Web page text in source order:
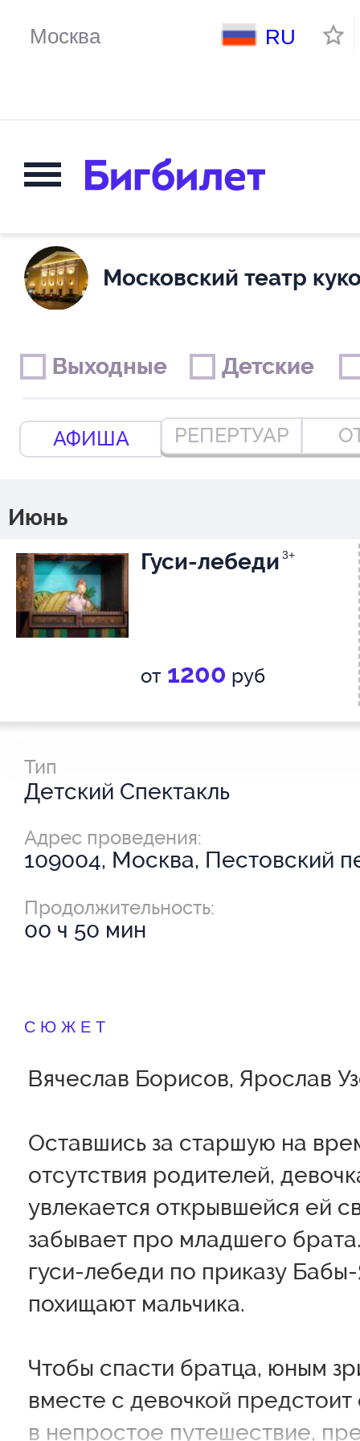
RU
Московский театр
АФИША РЕПЕРТУАР
Выходные
Выходные Детские
Детские
Июнь
Гуси-лебеди 3+
от 1200 руб
Тип
Детский Спектакль
Адрес проведения:
109004, Москва, Пестовский
Продолжительность:
00 ч 50 мин
СЮЖЕТ
Вячеслав Борисов, Ярослав
Оставшись за старшую на
отсутствия родителей,
увлекается открывшейся ей
забывает про младшего
гуси-лебеди по приказу
похищают мальчика.
Чтобы спасти братца, юным
вместе с девочкой предстоит
в непростое путешествие,